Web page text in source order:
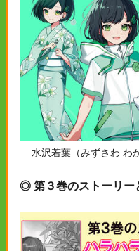
水沢若葉（みずさわ わ
◎ 第３巻のストーリー